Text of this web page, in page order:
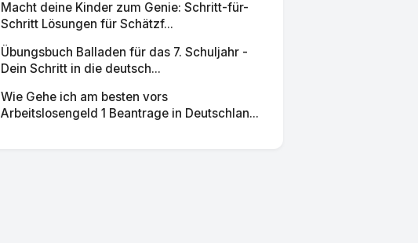
Macht deine Kinder zum Genie: Schritt-für-
Schritt Lösungen für Schätzf...
Übungsbuch Balladen für das 7. Schuljahr -
Dein Schritt in die deutsch...
Wie Gehe ich am besten vors
Arbeitslosengeld 1 Beantrage in Deutschlan...